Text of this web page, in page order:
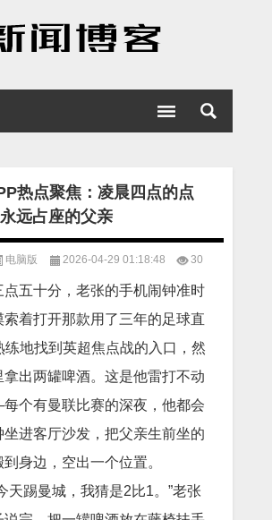
热点聚焦：凌晨四点的点
远占座的父亲
电脑版 2026-04-29 01:18:48 30
点五十分，老张的手机闹钟准时
索着打开那款用了三年的足球直
练地找到英超焦点战的入口，然
拿出两罐啤酒。这是他雷打不动
个有曼联比赛的深夜，他都会
坐进客厅沙发，把父亲生前坐的
身边，空出一个位置。
天踢曼城，我猜是2比1。”老张